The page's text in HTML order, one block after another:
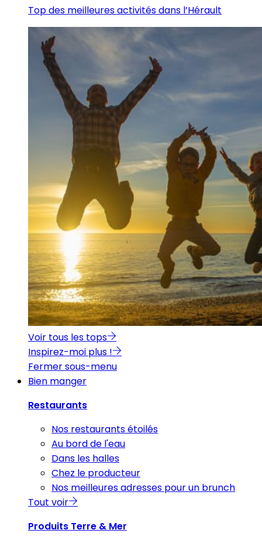
Top des meilleures activités dans l’Hérault
Voir tous les tops
Inspirez-moi plus !
Fermer sous-menu
Bien manger
Restaurants
Nos restaurants étoilés
Au bord de l'eau
Dans les halles
Chez le producteur
Nos meilleures adresses pour un brunch
Tout voir
Produits Terre & Mer